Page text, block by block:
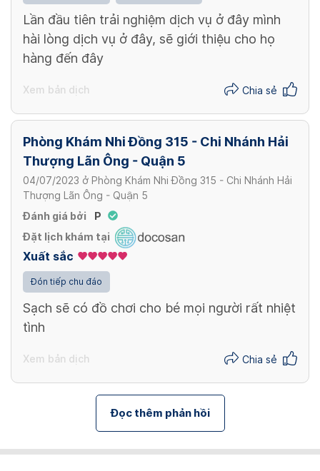
Lần đầu tiên trải nghiệm dịch vụ ở đây mình
hài lòng dịch vụ ở đây, sẽ giới thiệu cho họ
hàng đến đây
Xem bản dịch Chia sẻ
Phòng Khám Nhi Đồng 315 - Chi Nhánh Hải
Thượng Lãn Ông - Quận 5
04/07/2023 ở Phòng Khám Nhi Đồng 315 - Chi Nhánh Hải
Thượng Lãn Ông - Quận 5
Đánh giá bởi
P
Đặt lịch khám tại
Xuất sắc
Đón tiếp chu đáo
Sạch sẽ có đồ chơi cho bé mọi người rất nhiệt
tình
Xem bản dịch Chia sẻ
Đọc thêm phản hồi